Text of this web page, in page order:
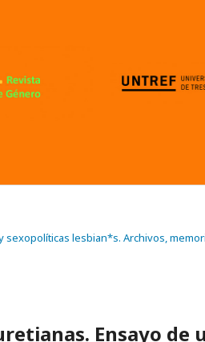
sexopolíticas lesbian*s. Archivos,
Ensayo de